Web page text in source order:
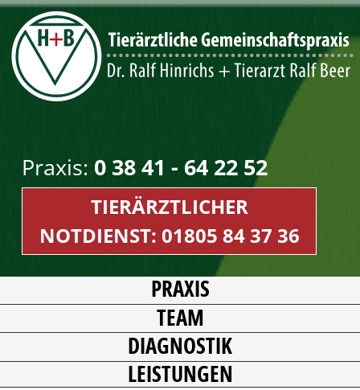
Praxis: 0 38 41 - 64 22 52
TIERÄRZTLICHER
NOTDIENST: 01805 84 37 36
PRAXIS
TEAM
DIAGNOSTIK
LEISTUNGEN